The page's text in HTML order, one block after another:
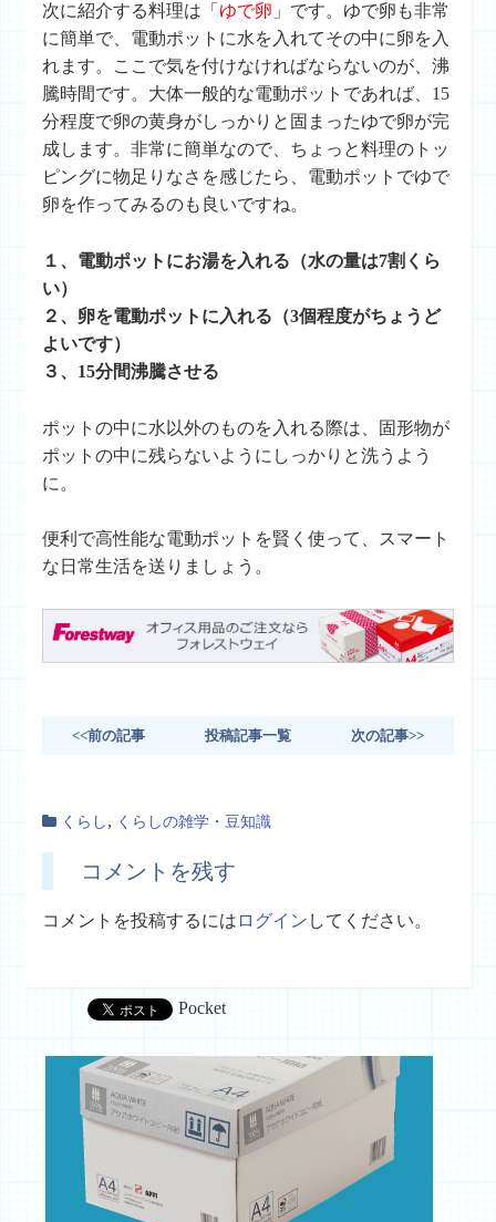
次に紹介する料理は「 ゆで卵 」です。ゆで卵も非常
に簡単で、電動ポットに水を入れてその中に卵を入
れます。ここで気を付けなければならないのが、沸
騰時間です。大体一般的な電動ポットであれば、15
分程度で卵の黄身がしっかりと固まったゆで卵が完
成します。非常に簡単なので、ちょっと料理のトッ
ピングに物足りなさを感じたら、電動ポットでゆで
卵を作ってみるのも良いですね。
１、電動ポットにお湯を入れる（水の量は7割くら
い）
２、卵を電動ポットに入れる（3個程度がちょうど
よいです）
３、15分間沸騰させる
ポットの中に水以外のものを入れる際は、固形物が
ポットの中に残らないようにしっかりと洗うよう
に。
便利で高性能な電動ポットを賢く使って、スマート
な日常生活を送りましょう。
<<前の記事 投稿記事一覧 次の記事>>
くらし , くらしの雑学・豆知識
コメントを残す
コメントを投稿するには ログイン してください。
Pocket